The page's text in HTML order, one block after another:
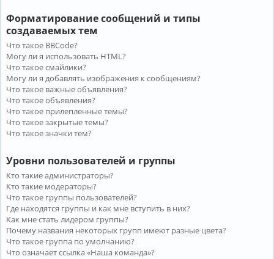
Форматирование сообщений и типы
создаваемых тем
Что такое BBCode?
Могу ли я использовать HTML?
Что такое смайлики?
Могу ли я добавлять изображения к сообщениям?
Что такое важные объявления?
Что такое объявления?
Что такое прилепленные темы?
Что такое закрытые темы?
Что такое значки тем?
Уровни пользователей и группы
Кто такие администраторы?
Кто такие модераторы?
Что такое группы пользователей?
Где находятся группы и как мне вступить в них?
Как мне стать лидером группы?
Почему названия некоторых групп имеют разные цвета?
Что такое группа по умолчанию?
Что означает ссылка «Наша команда»?